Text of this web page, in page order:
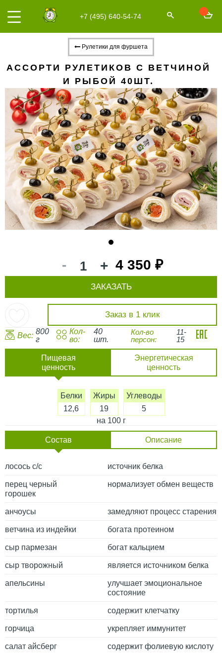
+7 (495) 640-54-74
Рулетики для фуршета
АССОРТИ РУЛЕТИКОВ С ВЕТЧИНОЙ
И РЫБОЙ 40ШТ.
- + 4 350 ₽
Заказ в 1 клик
ЗАКАЗАТЬ
Вес: 800
г
Кол-
во:
40
шт.
Кол-во
персон:
11-
15
Пищевая
ценность
Энергетическая
ценность
Белки
12,6
Жиры
19
Углеводы
5
на 100 г
Состав Описание
лосось с/с источник белка
перец черный
горошек
нормализует обмен веществ
анчоусы замедляют процесс старения
ветчина из индейки богата протеином
сыр пармезан богат кальцием
сыр творожный является источником белка
апельсины
улучшает эмоциональное
состояние
тортилья содержит клетчатку
горчица укрепляет иммунитет
салат айсберг содержит фолиевую кислоту